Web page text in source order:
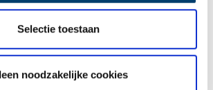
Selectie toestaan
noodzakelijke cookies